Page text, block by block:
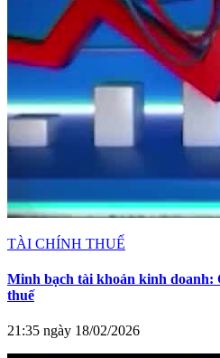
TÀI CHÍNH THUẾ
Minh bạch tài khoản kinh doanh:
thuế
21:35 ngày 18/02/2026